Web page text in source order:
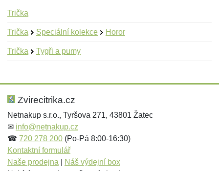
Trička
Trička Speciální kolekce Horor
Trička Tygři a pumy
Hodnocení:
Jméno: *
Jméno:
E-mail:*
Zvirecitrika.cz
Netnakup s.r.o., Tyršova 271, 43801 Žatec
✉ info@netnakup.cz
☎ 720 278 200 (Po-Pá 8:00-16:30)
Kontaktní formulář
Naše prodejna
Náš výdejní box